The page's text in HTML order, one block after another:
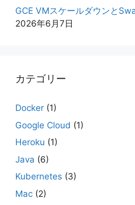
GCE VMスケールダウンと
2026年6月7日
カテゴリー
Docker (1)
Google Cloud (1)
Heroku (1)
Java (6)
Kubernetes (3)
Mac (2)